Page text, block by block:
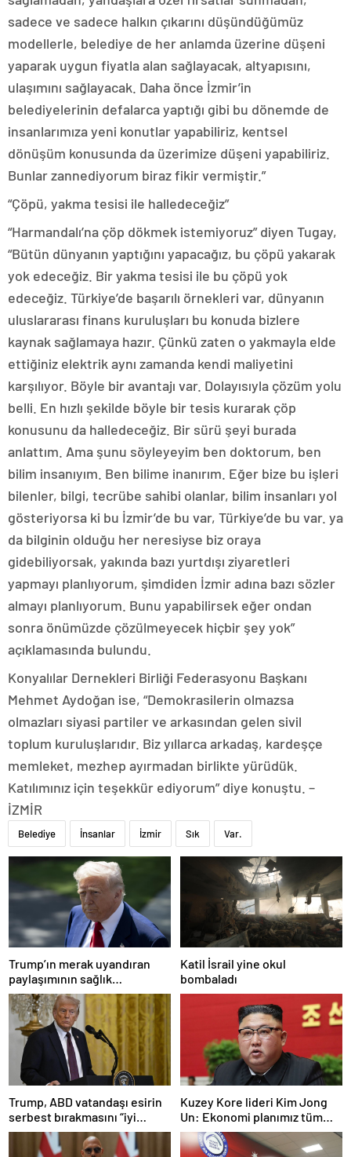
sadece ve sadece halkın çıkarını düşündüğümüz
modellerle, belediye de her anlamda üzerine düşeni
yaparak uygun fiyatla alan sağlayacak, altyapısını,
ulaşımını sağlayacak. Daha önce İzmir’in
belediyelerinin defalarca yaptığı gibi bu dönemde de
insanlarımıza yeni konutlar yapabiliriz, kentsel
dönüşüm konusunda da üzerimize düşeni yapabiliriz.
Bunlar zannediyorum biraz fikir vermiştir.”
“Çöpü, yakma tesisi ile halledeceğiz”
“Harmandalı’na çöp dökmek istemiyoruz” diyen Tugay,
“Bütün dünyanın yaptığını yapacağız, bu çöpü yakarak
yok edeceğiz. Bir yakma tesisi ile bu çöpü yok
edeceğiz. Türkiye’de başarılı örnekleri var, dünyanın
uluslararası finans kuruluşları bu konuda bizlere
kaynak sağlamaya hazır. Çünkü zaten o yakmayla elde
ettiğiniz elektrik aynı zamanda kendi maliyetini
karşılıyor. Böyle bir avantajı var. Dolayısıyla çözüm yolu
belli. En hızlı şekilde böyle bir tesis kurarak çöp
konusunu da halledeceğiz. Bir sürü şeyi burada
anlattım. Ama şunu söyleyeyim ben doktorum, ben
bilim insanıyım. Ben bilime inanırım. Eğer bize bu işleri
bilenler, bilgi, tecrübe sahibi olanlar, bilim insanları yol
gösteriyorsa ki bu İzmir’de bu var, Türkiye’de bu var. ya
da bilginin olduğu her neresiyse biz oraya
gidebiliyorsak, yakında bazı yurtdışı ziyaretleri
yapmayı planlıyorum, şimdiden İzmir adına bazı sözler
almayı planlıyorum. Bunu yapabilirsek eğer ondan
sonra önümüzde çözülmeyecek hiçbir şey yok”
açıklamasında bulundu.
Konyalılar Dernekleri Birliği Federasyonu Başkanı
Mehmet Aydoğan ise, “Demokrasilerin olmazsa
olmazları siyasi partiler ve arkasından gelen sivil
toplum kuruluşlarıdır. Biz yıllarca arkadaş, kardeşçe
memleket, mezhep ayırmadan birlikte yürüdük.
Katılımınız için teşekkür ediyorum” diye konuştu. –
İZMİR
Belediye İnsanlar İzmir Sık Var.
Trump’ın merak uyandıran
paylaşımının sağlık
sistemiyle ilgili kararname
olduğu anlaşıldı
Katil İsrail yine okul
bombaladı
Trump, ABD vatandaşı esirin
serbest bırakmasını “iyi
niyetle atılmış bir adım”
olarak değerlendirdi
Kuzey Kore lideri Kim Jong
Un: Ekonomi planımız tüm
sektörlerde başarısız oldu